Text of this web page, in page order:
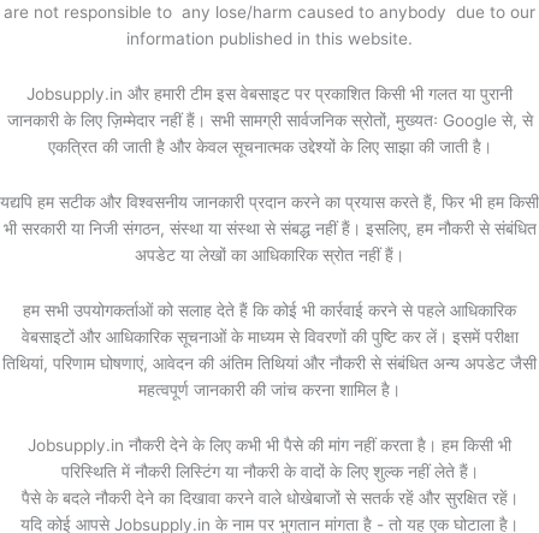
are not responsible to any lose/harm caused to anybody due to our
information published in this website.
Jobsupply.in और हमारी टीम इस वेबसाइट पर प्रकाशित किसी भी गलत या पुरानी
जानकारी के लिए ज़िम्मेदार नहीं हैं। सभी सामग्री सार्वजनिक स्रोतों, मुख्यतः Google से, से
एकत्रित की जाती है और केवल सूचनात्मक उद्देश्यों के लिए साझा की जाती है।
यद्यपि हम सटीक और विश्वसनीय जानकारी प्रदान करने का प्रयास करते हैं, फिर भी हम किसी
भी सरकारी या निजी संगठन, संस्था या संस्था से संबद्ध नहीं हैं। इसलिए, हम नौकरी से संबंधित
अपडेट या लेखों का आधिकारिक स्रोत नहीं हैं।
हम सभी उपयोगकर्ताओं को सलाह देते हैं कि कोई भी कार्रवाई करने से पहले आधिकारिक
वेबसाइटों और आधिकारिक सूचनाओं के माध्यम से विवरणों की पुष्टि कर लें। इसमें परीक्षा
तिथियां, परिणाम घोषणाएं, आवेदन की अंतिम तिथियां और नौकरी से संबंधित अन्य अपडेट जैसी
महत्वपूर्ण जानकारी की जांच करना शामिल है।
Jobsupply.in नौकरी देने के लिए कभी भी पैसे की मांग नहीं करता है। हम किसी भी
परिस्थिति में नौकरी लिस्टिंग या नौकरी के वादों के लिए शुल्क नहीं लेते हैं।
पैसे के बदले नौकरी देने का दिखावा करने वाले धोखेबाजों से सतर्क रहें और सुरक्षित रहें।
यदि कोई आपसे Jobsupply.in के नाम पर भुगतान मांगता है - तो यह एक घोटाला है।